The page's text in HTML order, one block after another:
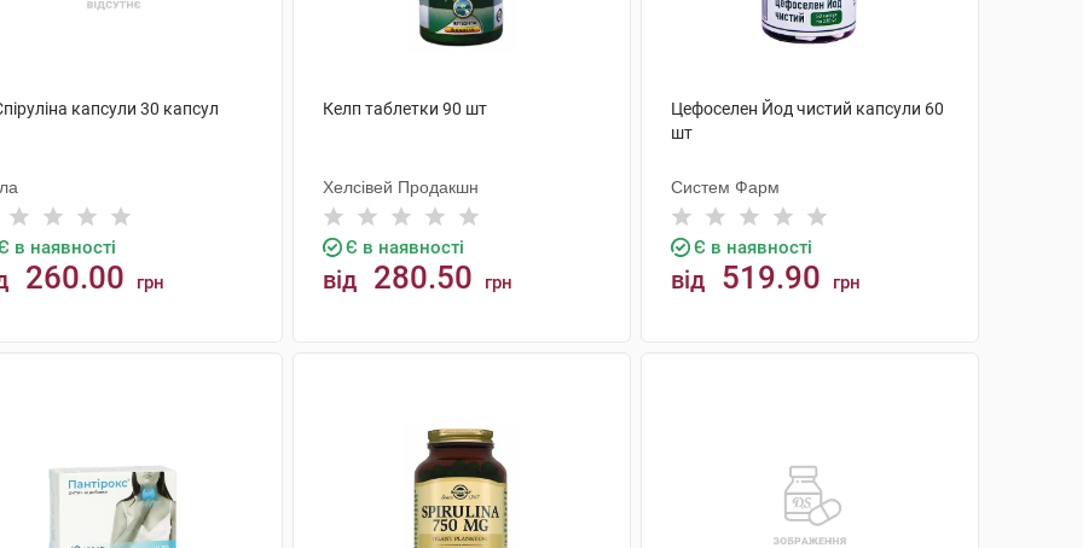
капсули 30 капсул
в наявності
260.00 грн
Келп таблетки 90 шт
Хелсівей Продакшн
Є в наявності
від 280.50 грн
Цефоселен Йод чистий капсули 60
шт
Систем Фарм
Є в наявності
від 519.90 грн